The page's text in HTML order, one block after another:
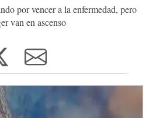
por vencer a la enfermedad, pero
van en ascenso